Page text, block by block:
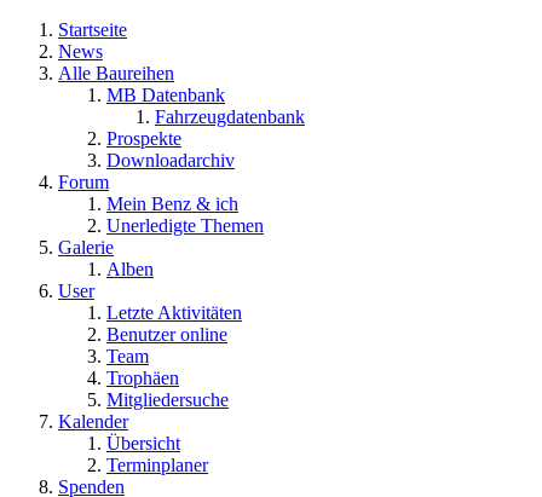
Startseite
News
Alle Baureihen
MB Datenbank
Fahrzeugdatenbank
Prospekte
Downloadarchiv
Forum
Mein Benz & ich
Unerledigte Themen
Galerie
Alben
User
Letzte Aktivitäten
Benutzer online
Team
Trophäen
Mitgliedersuche
Kalender
Übersicht
Terminplaner
Spenden